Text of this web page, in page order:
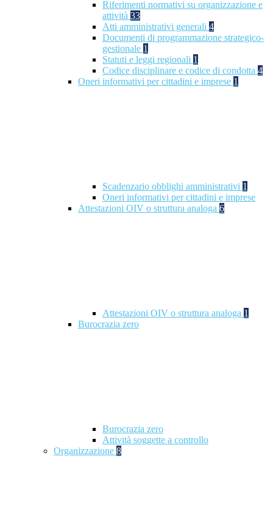
Riferimenti normativi su organizzazione e
attività 33
Atti amministrativi generali 4
Documenti di programmazione strategico-
gestionale 1
Statuti e leggi regionali 1
Codice disciplinare e codice di condotta 4
Oneri informativi per cittadini e imprese 1
Scadenzario obblighi amministrativi 1
Oneri informativi per cittadini e imprese
Attestazioni OIV o struttura analoga 6
Attestazioni OIV o struttura analoga 1
Burocrazia zero
Burocrazia zero
Attività soggette a controllo
Organizzazione 8